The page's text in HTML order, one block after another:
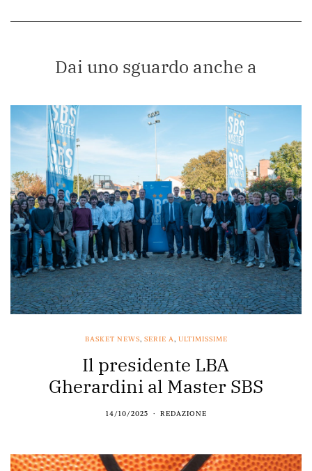
Dai uno sguardo anche a
BASKET NEWS, SERIE A, ULTIMISSIME
Il presidente LBA
Gherardini al Master SBS
14/10/2025 REDAZIONE